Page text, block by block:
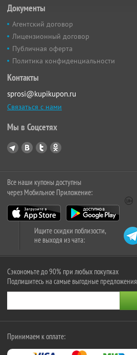
Документы
Агентский договор
Лицензионный договор
Публичная оферта
Политика конфиденциальности
Контакты
sprosi@kupikupon.ru
Связаться с нами
Мы в Соцсетях
Все наши купоны доступны
через Мобильное Приложение:
Ищите скидки поблизости,
не выходя из чата:
Сэкономьте до 90% при любых покупках
Подпишитесь на самые выгодные предложения
Принимаем к оплате: